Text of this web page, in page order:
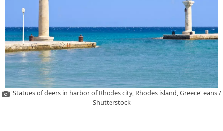
'Statues of deers in harbor of Rhodes city, Rhodes island, Greece' eans /
Shutterstock